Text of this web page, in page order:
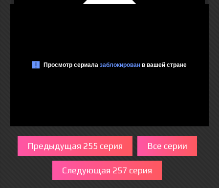
Предыдущая 255 серия Все серии
Следующая 257 серия